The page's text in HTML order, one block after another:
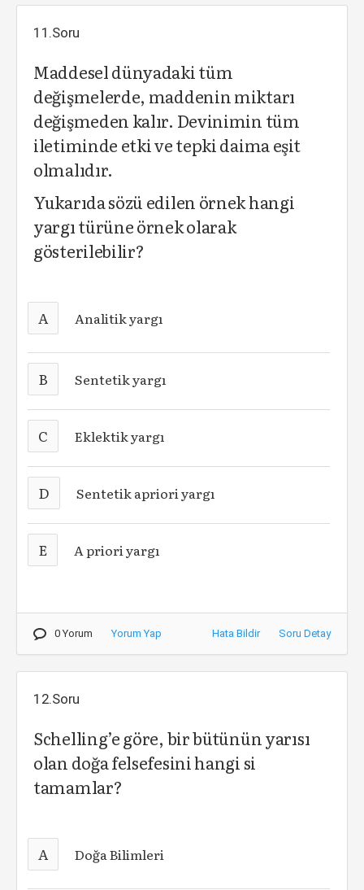
11.Soru
Maddesel dünyadaki tüm
değişmelerde, maddenin miktarı
değişmeden kalır. Devinimin tüm
iletiminde etki ve tepki daima eşit
olmalıdır.
Yukarıda sözü edilen örnek hangi
yargı türüne örnek olarak
gösterilebilir?
A Analitik yargı
B Sentetik yargı
C Eklektik yargı
D Sentetik apriori yargı
E A priori yargı
0 Yorum Yorum Yap Hata Bildir Soru Detay
12.Soru
Schelling’e göre, bir bütünün yarısı
olan doğa felsefesini hangi si
tamamlar?
A Doğa Bilimleri